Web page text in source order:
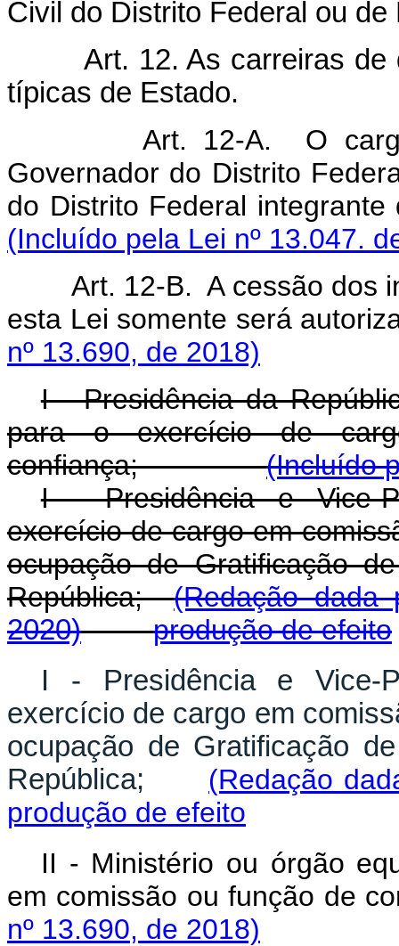
Civil do Distrito Federal ou
Art. 12. As carreiras
típicas de Estado.
Art. 12-A. O
Governador do Distrito
do Distrito Federal
(Incluído pela Lei nº 13.047.
Art. 12-B. A cessão dos
esta Lei somente será
nº 13.690, de 2018)
I - Presidência da
para o exercício de
confiança;(Incluído
I - Presidência e Vice-
exercício de cargo em
ocupação de Gratificação
República;(Redação dada
2020)
produção de efeito
I - Presidência e Vice-
exercício de cargo em
ocupação de Gratificação
República; (Redação
produção de efeito
II - Ministério ou órgão
em comissão ou
nº 13.690, de 2018)